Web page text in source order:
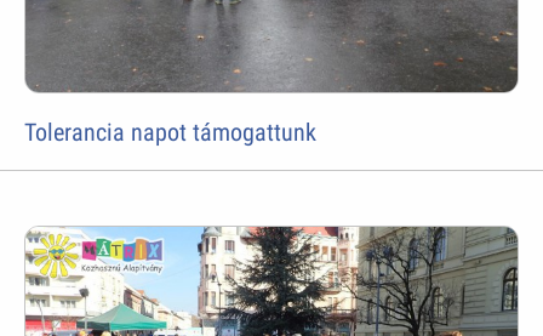
Tolerancia napot támogattunk